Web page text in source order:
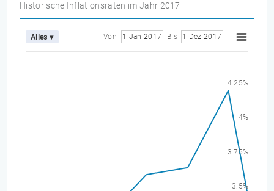
Historische Inflationsraten im Jahr 2017
Alles ▾ Von 1 Jan 2017 Bis 1 Dez 2017
3.5%
3.75%
4%
4.25%